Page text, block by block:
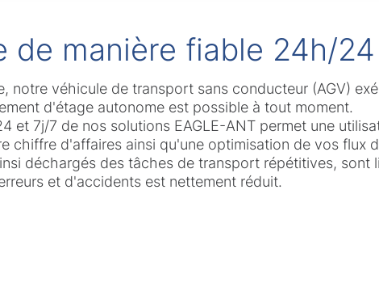
de manière fiable 24h/
notre véhicule de transport sans conducteur (AGV)
d'étage autonome est possible à tout moment.
et 7j/7 de nos solutions EAGLE-ANT permet une
chiffre d'affaires ainsi qu'une optimisation de vos flux
déchargés des tâches de transport répétitives, sont
et d'accidents est nettement réduit.